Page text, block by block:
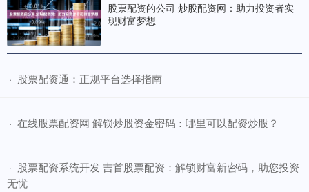
股票配资的公司 炒股配资网：助力投资者实
现财富梦想
· ​股票配资通：正规平台选择指南
· ​在线股票配资网 解锁炒股资金密码：哪里可以配资炒股？
· ​股票配资系统开发 吉首股票配资：解锁财富新密码，助您投资
无忧